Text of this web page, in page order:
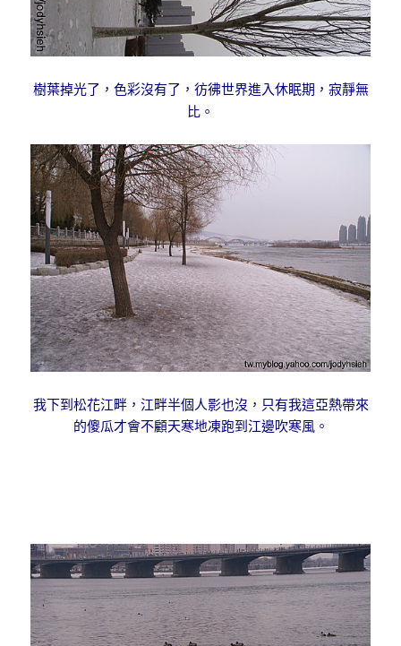
樹葉掉光了，色彩沒有了，彷彿世界進入休眠期，寂靜無
比。
我下到松花江畔，江畔半個人影也沒，只有我這亞熱帶來
的傻瓜才會不顧天寒地凍跑到江邊吹寒風。